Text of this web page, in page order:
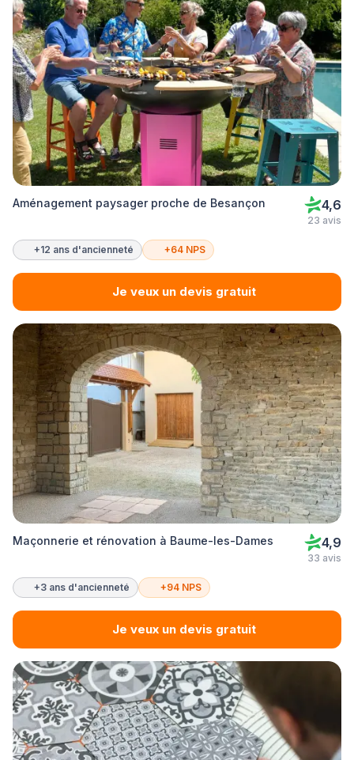
Aménagement paysager proche de Besançon 4,6
23 avis
+12 ans d'ancienneté +64 NPS
Je veux un devis gratuit
Maçonnerie et rénovation à Baume-les-Dames 4,9
33 avis
+3 ans d'ancienneté +94 NPS
Je veux un devis gratuit